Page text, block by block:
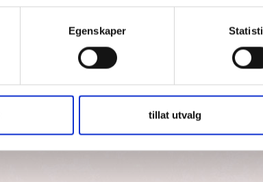
Egenskaper
tillat utvalg